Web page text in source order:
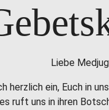
Liebe
herzlich ein, Euch in
ruft uns in ihren